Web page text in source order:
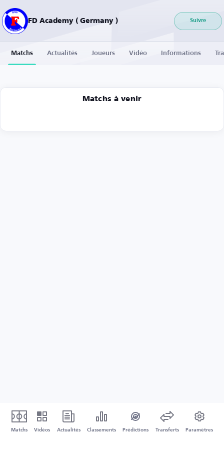
FD Academy ( Germany ) Suivre
Matchs Actualités Joueurs Vidéo Informations
Matchs à venir
Matchs Vidéos Actualités Classements Prédictions Transferts Paramètres